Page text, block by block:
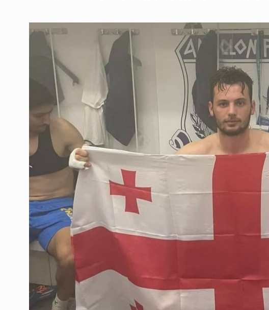
ოთარ შამუგია ბაქოში გამართულ
მინისტერიალზე სიტყვით…
გოგიტა თოდრაძე საქართველოს
სტატისტიკის ეროვნული
სამსახურის…